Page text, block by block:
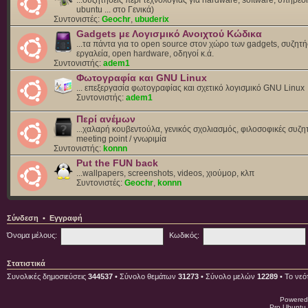
ubuntu ... στο Γενικά)
Συντονιστές: Geochr ubuderix
Gadgets με Λογισμικό Ανοιχτού Κώδικα
...τα πάντα για το open source στον χώρο των gadgets,
εργαλεία, open hardware, οδηγοί κ.ά.
Συντονιστής: adem1
Φωτογραφία και GNU Linux
... επεξεργασία φωτογραφίας και σχετικό λογισμικό GNU Linux
Συντονιστής: adem1
Περί ανέμων
...χαλαρή κουβεντούλα, γενικός σχολιασμός, φιλοσοφικές
meeting point / γνωριμία
Συντονιστής: konnn
Put the FUN back
...wallpapers, screenshots, videos, χιούμορ, κλπ
Συντονιστές: Geochr konnn
Σύνδεση • Εγγραφή
Όνομα μέλους: Κωδικός:
Στατιστικά
Συνολικές δημοσιεύσεις 344537 • Σύνολο θεμάτων 31273 • Σύνολο μελών 12289 • Το